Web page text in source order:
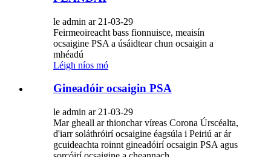
le admin ar 21-03-29
Feirmeoireacht bass fionnuisce, meaisín
ocsaigine PSA a úsáidtear chun ocsaigin a
mhéadú
Léigh níos mó
Gineadóir ocsaigin PSA
le admin ar 21-03-29
Mar gheall ar thionchar víreas Corona Úrscéalta,
d'iarr soláthróirí ocsaigine éagsúla i Peiriú ar ár
gcuideachta roinnt gineadóirí ocsaigin PSA agus